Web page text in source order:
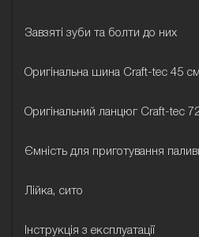
Завзяті зуби та болти до них
Оригінальна шина Craft-tec 45
Оригінальний ланцюг Craft-tec
Ємність для приготування
Лійка, сито
Інструкція з експлуатації